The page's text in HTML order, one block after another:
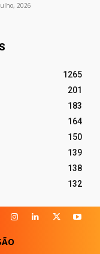
2026
1265
201
183
164
150
139
138
132